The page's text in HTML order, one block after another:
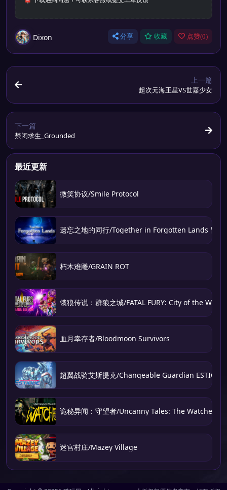
Dixon 分享 收藏 点赞(0)
上一篇
超次元海王星VS世嘉少女
下一篇
禁闭求生_Grounded
最近更新
微笑协议/Smile Protocol
遗忘之地的同行/Together in Forgotten Lands 冒险
朽木难雕/GRAIN ROT
饿狼传说：群狼之城/FATAL FURY: City of the
血月幸存者/Bloodmoon Survivors
超翼战骑艾斯提克/Changeable Guardian ESTIQUE
诡秘异闻：守望者/Uncanny Tales: The Watcher
迷宫村庄/Mazey Village